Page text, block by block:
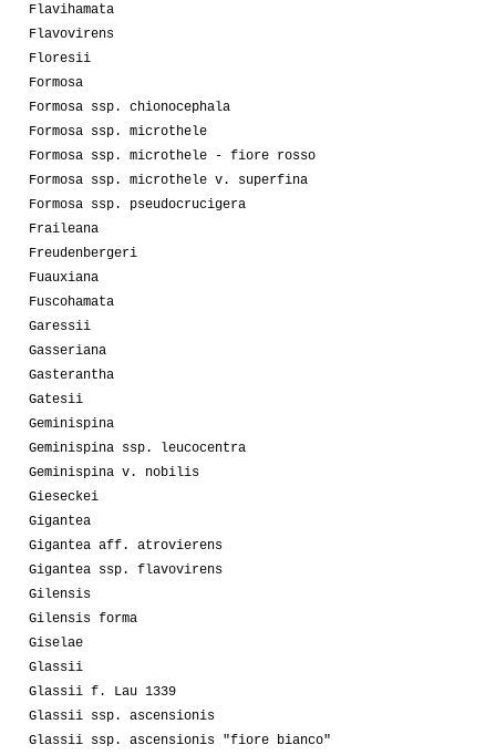
Flavihamata
Flavovirens
Floresii
Formosa
Formosa ssp. chionocephala
Formosa ssp. microthele
Formosa ssp. microthele - fiore rosso
Formosa ssp. microthele v. superfina
Formosa ssp. pseudocrucigera
Fraileana
Freudenbergeri
Fuauxiana
Fuscohamata
Garessii
Gasseriana
Gasterantha
Gatesii
Geminispina
Geminispina ssp. leucocentra
Geminispina v. nobilis
Gieseckei
Gigantea
Gigantea aff. atrovierens
Gigantea ssp. flavovirens
Gilensis
Gilensis forma
Giselae
Glassii
Glassii f. Lau 1339
Glassii ssp. ascensionis
Glassii ssp. ascensionis "fiore bianco"